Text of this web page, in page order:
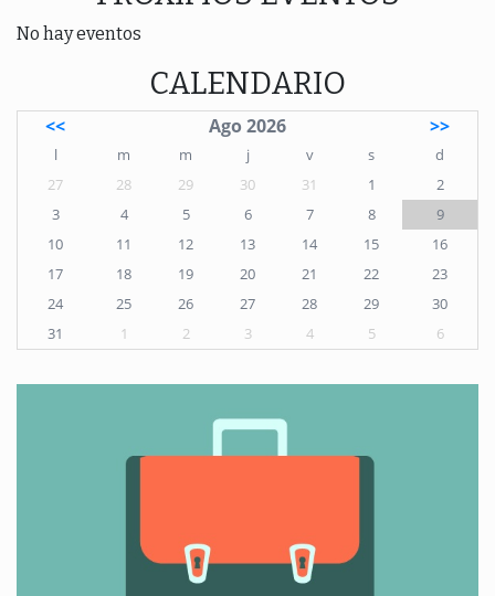
No hay eventos
CALENDARIO
<< Ago 2026 >>
l m m j v s
d
27
28 29 30 31 1
2
3
4 5 6 7 8
9
10
11 12 13 14 15
16
17
18 19 20 21 22
23
24
25 26 27 28 29
30
31
1 2 3 4 5 6